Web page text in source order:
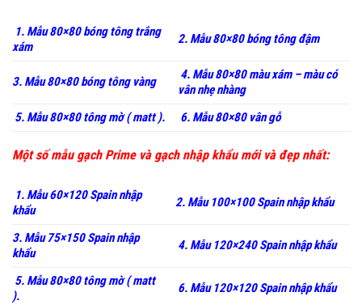
1. Mẫu 80×80 bóng tông trắng
xám
2. Mẫu 80×80 bóng tông đậm
3. Mẫu 80×80 bóng tông vàng
4. Mẫu 80×80 màu xám – màu có
vân nhẹ nhàng
5. Mẫu 80×80 tông mờ ( matt ).
6. Mẫu 80×80 vân gỗ
Một số mẫu gạch Prime và gạch nhập khẩu mới và đẹp nhất:
1. Mẫu 60×120 Spain nhập
khẩu
2. Mẫu 100×100 Spain nhập khẩu
3. Mẫu 75×150 Spain nhập
khẩu
4. Mẫu 120×240 Spain nhập khẩu
5. Mẫu 80×80 tông mờ ( matt
).
6. Mẫu 120×120 Spain nhập khẩu